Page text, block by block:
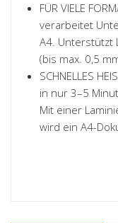
FÜR VIELE
verarbeitet
A4. Unterstützt
(bis max. 0,5
SCHNELLES
in nur 3–5
Mit einer
wird ein A4-